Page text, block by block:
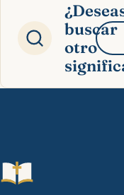
buscar
otro